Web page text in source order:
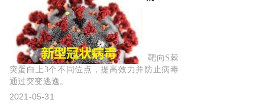
病毒
DARPin
ensovibep是采用三特异性独特设计，靶向S棘
突蛋白上3个不同位点，提高效力并防止病毒
通过突变逃逸。
2021-05-31